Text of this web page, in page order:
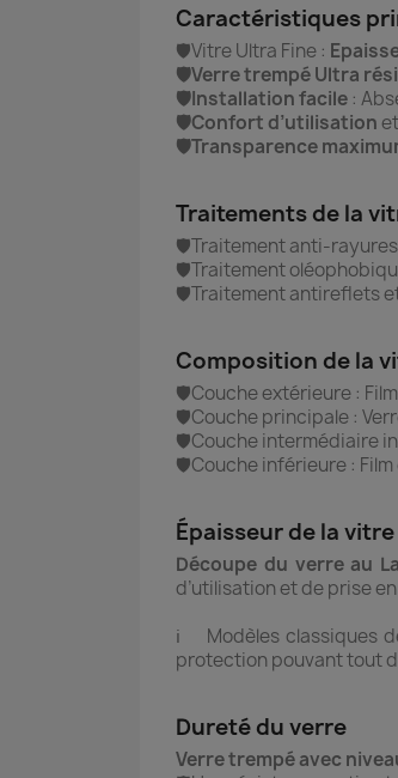
Caractéristiques
🛡️Vitre Ultra Fine :
🛡️Verre trempé Ultra
🛡️Installation facile :
🛡️Confort d’utilisation
🛡️Transparence
Traitements de la
🛡️Traitement anti-rayures
🛡️Traitement
🛡️Traitement antireflets
Composition de la
🛡️Couche extérieure :
🛡️Couche principale :
🛡️Couche intermédiaire
🛡️Couche inférieure :
Épaisseur de la vitre
Découpe du verre au
d’utilisation et de prise
ℹ️ Modèles classiques
protection pouvant tout
Dureté du verre
Verre trempé avec